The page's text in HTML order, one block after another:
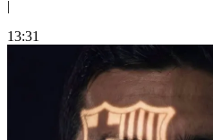
|
13:31